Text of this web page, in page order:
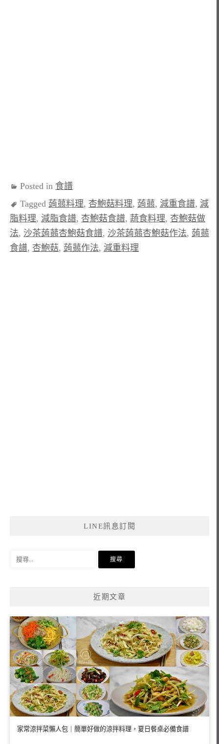
Posted in 食譜
Tagged 蒟蒻料理, 杏鮑菇料理, 蒟蒻, 減重食譜, 減
脂料理, 減脂食譜, 杏鮑菇食譜, 蔬食料理, 杏鮑菇做
法, 沙茶蒟蒻杏鮑菇食譜, 沙茶蒟蒻杏鮑菇作法, 蒟蒻
食譜, 杏鮑菇, 蒟蒻作法, 減重料理
LINE訊息訂閱
近期文章
家常涼拌菜懶人包｜簡單好做的涼拌料理，夏日餐桌必備食譜